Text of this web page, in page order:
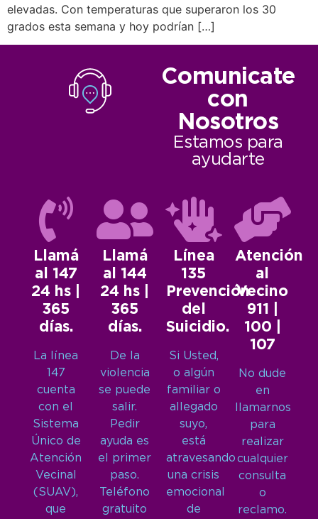
elevadas. Con temperaturas que superaron los 30
grados esta semana y hoy podrían […]
Comunicate
con
Nosotros
Estamos para
ayudarte
Llamá
al 147
24 hs |
365
días.
La línea
147
cuenta
con el
Sistema
Único de
Atención
Vecinal
(SUAV),
que
Llamá
al 144
24 hs |
365
días.
De la
violencia
se puede
salir.
Pedir
ayuda es
el primer
paso.
Teléfono
gratuito
Línea
135
Prevención
del
Suicidio.
Si Usted,
o algún
familiar o
allegado
suyo,
está
atravesando
una crisis
emocional
de
Atención
al
Vecino
911 |
100 |
107
No dude
en
llamarnos
para
realizar
cualquier
consulta
o
reclamo.